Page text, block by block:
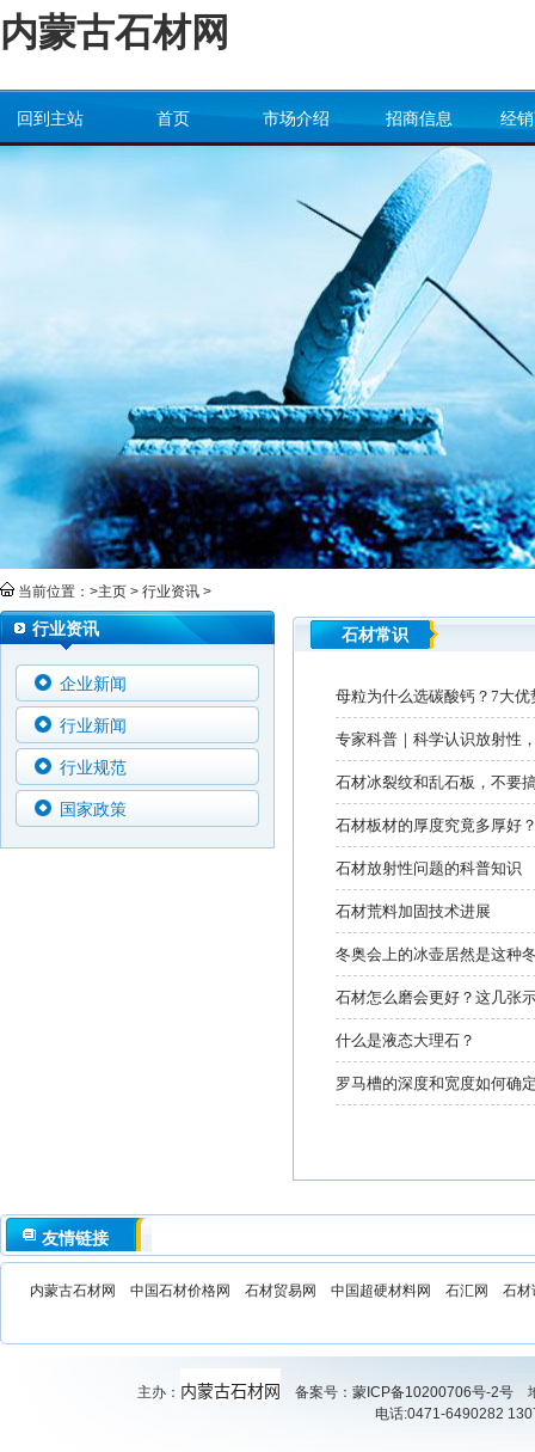
内蒙古石材网
回到主站 首页 市场介绍 招商信息 经
当前位置：>主页 > 行业资讯 >
行业资讯
企业新闻
行业新闻
行业规范
国家政策
石材常识
母粒为什么选碳酸钙？7大
专家科普｜科学认识放射性
石材冰裂纹和乱石板，不要
石材板材的厚度究竟多厚好
石材放射性问题的科普知识
石材荒料加固技术进展
冬奥会上的冰壶居然是这种
石材怎么磨会更好？这几张
什么是液态大理石？
罗马槽的深度和宽度如何确
友情链接
内蒙古石材网 中国石材价格网 石材贸易网 中国超硬材料网 石汇网 石材
主办： 内蒙古石材网 备案号： 蒙ICP备10200706号-2号
电话:0471-6490282